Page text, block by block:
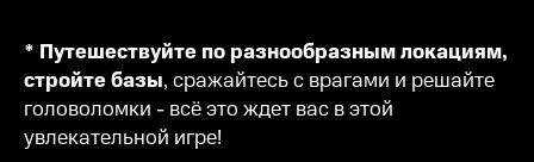
* Путешествуйте по разнообразным локациям,
стройте базы, сражайтесь с врагами и решайте
головоломки - всё это ждет вас в этой
увлекательной игре!